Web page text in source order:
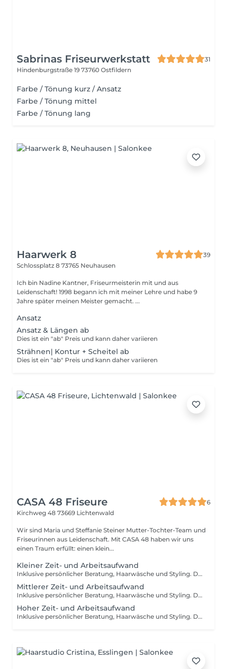
Sabrinas Friseurwerkstatt
31
Hindenburgstraße 19 73760 Ostfildern
Farbe / Tönung kurz / Ansatz
Farbe / Tönung mittel
Farbe / Tönung lang
Haarwerk 8
39
Schlossplatz 8 73765 Neuhausen
Ich bin Nadine Kantner, Friseurmeisterin mit und aus
Leidenschaft! 1998 begann ich mit meiner Lehre und habe 9
Jahre später meinen Meister gemacht. ...
Ansatz
Ansatz & Längen ab
Dies ist ein "ab" Preis und kann daher variieren
Strähnen| Kontur + Scheitel ab
Dies ist ein "ab" Preis und kann daher variieren
CASA 48 Friseure
6
Kirchweg 48 73669 Lichtenwald
Wir sind Maria und Steffanie Steiner Mutter-Tochter-Team und
Friseurinnen aus Leidenschaft. Mit CASA 48 haben wir uns
einen Traum erfüllt: einen klein...
Kleiner Zeit- und Arbeitsaufwand
Inklusive persönlicher Beratung, Haarwäsche und Styling. Dieses Paket eignet sich besonders für kurzes und/oder feines Haar. Bitte beachte: Der endgültige Preis kann je nach tatsächlichem Aufwand variieren. Eventuelle Zusatzleistungen werden selbstverständlich vorab im Beratungsgespräch mit dir besprochen.
Mittlerer Zeit- und Arbeitsaufwand
Inklusive persönlicher Beratung, Haarwäsche und Styling. Dieses Paket eignet sich besonders für mittellanges Haar und/oder normales Haarvolumen. Bitte beachte: Der endgültige Preis kann je nach tatsächlichem Aufwand variieren. Eventuelle Zusatzleistungen werden selbstverständlich vorab im Beratungsgespräch mit dir besprochen.
Hoher Zeit- und Arbeitsaufwand
Inklusive persönlicher Beratung, Haarwäsche und Styling. Dieses Paket eignet sich besonders für langes Haar und/oder kräftiges Haarvolumen. Bitte beachte: Der endgültige Preis kann je nach tatsächlichem Aufwand variieren. Eventuelle Zusatzleistungen werden selbstverständlich vorab im Beratungsgespräch mit dir besprochen.